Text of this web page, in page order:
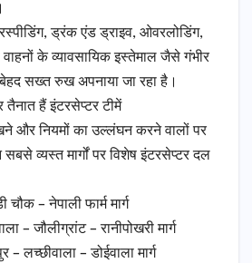
ड्रंक एंड ड्राइव, ओवरलोडिंग,
के व्यावसायिक इस्तेमाल जैसे गंभीर
सख्त रुख अपनाया जा रहा है।
हैं इंटरसेप्टर टीमें
और नियमों का उल्लंघन करने वालों पर
व्यस्त मार्गों पर विशेष इंटरसेप्टर दल
– नेपाली फार्म मार्ग
– जौलीग्रांट – रानीपोखरी मार्ग
लच्छीवाला – डोईवाला मार्ग